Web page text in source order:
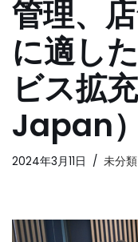
管理、
に適し
ビス拡
Japan）
2024年3月11日 未分類